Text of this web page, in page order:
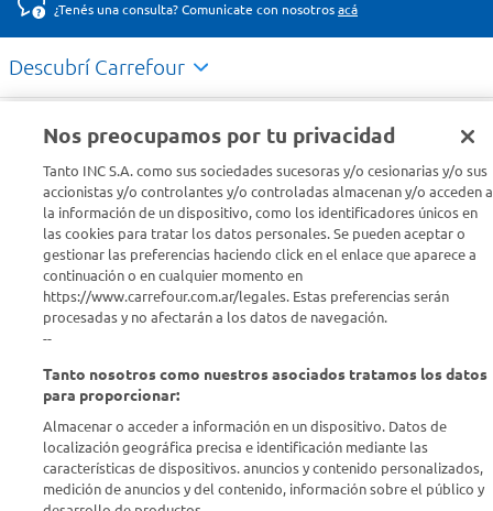
¿Tenés una consulta? Comunicate con nosotros acá
Descubrí Carrefour
Conocenos
Info útil
Comprá Online
Enterate de nuestras ofertas
Dejanos tu mail para recibir todas las ofertas y promociones antes
ENVIAR
Nos preocupamos por tu privacidad
Tanto INC S.A. como sus sociedades sucesoras y/o cesionarias y/o sus
accionistas y/o controlantes y/o controladas almacenan y/o acceden a
la información de un dispositivo, como los identificadores únicos en
las cookies para tratar los datos personales. Se pueden aceptar o
gestionar las preferencias haciendo click en el enlace que aparece a
continuación o en cualquier momento en
https://www.carrefour.com.ar/legales. Estas preferencias serán
procesadas y no afectarán a los datos de navegación.
--
Tanto nosotros como nuestros asociados tratamos los datos
para proporcionar:
Almacenar o acceder a información en un dispositivo. Datos de
localización geográfica precisa e identificación mediante las
características de dispositivos. anuncios y contenido personalizados,
medición de anuncios y del contenido, información sobre el público y